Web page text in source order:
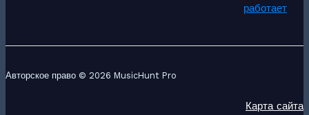
работает
Авторское право © 2026 MusicHunt Pro
Карта сайта